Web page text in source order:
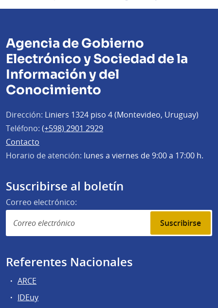
Agencia de Gobierno
Electrónico y Sociedad de la
Información y del
Conocimiento
Dirección: Liniers 1324 piso 4 (Montevideo, Uruguay)
Teléfono: (+598) 2901 2929
Contacto
Horario de atención: lunes a viernes de 9:00 a 17:00 h.
Suscribirse al boletín
Correo electrónico:
Suscribirse
Referentes Nacionales
ARCE
IDEuy